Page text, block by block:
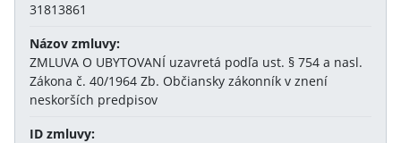
31813861
Názov zmluvy:
ZMLUVA O UBYTOVANÍ uzavretá podľa ust. § 754 a nasl.
Zákona č. 40/1964 Zb. Občiansky zákonník v znení
neskorších predpisov
ID zmluvy: